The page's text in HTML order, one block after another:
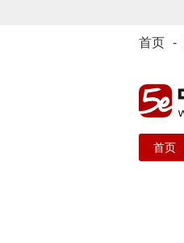
首页 -
首页